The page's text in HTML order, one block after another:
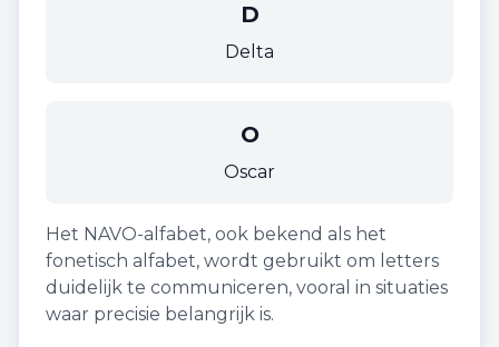
D
Delta
O
Oscar
Het NAVO-alfabet, ook bekend als het
fonetisch alfabet, wordt gebruikt om letters
duidelijk te communiceren, vooral in situaties
waar precisie belangrijk is.